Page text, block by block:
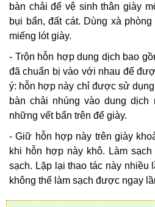
bàn chải để vệ sinh thân giày
bụi bẩn, đất cát. Dùng xà
miếng lót giày.
- Trộn hỗn hợp dung dịch bao
đã chuẩn bị vào với nhau để
ý: hỗn hợp này chỉ được sử
bàn chải nhúng vào dung
những vết bẩn trên đế giày.
- Giữ hỗn hợp này trên giày
khi hỗn hợp này khô. Làm
sạch. Lặp lại thao tác này nhiều
không thể làm sạch được ngay